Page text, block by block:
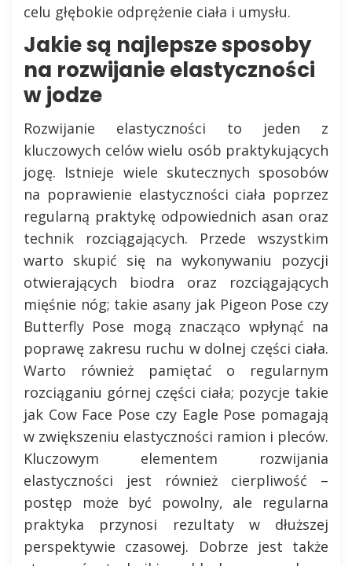
celu głębokie odprężenie ciała i umysłu.
Jakie są najlepsze sposoby
na rozwijanie elastyczności
w jodze
Rozwijanie elastyczności to jeden z
kluczowych celów wielu osób praktykujących
jogę. Istnieje wiele skutecznych sposobów
na poprawienie elastyczności ciała poprzez
regularną praktykę odpowiednich asan oraz
technik rozciągających. Przede wszystkim
warto skupić się na wykonywaniu pozycji
otwierających biodra oraz rozciągających
mięśnie nóg; takie asany jak Pigeon Pose czy
Butterfly Pose mogą znacząco wpłynąć na
poprawę zakresu ruchu w dolnej części ciała.
Warto również pamiętać o regularnym
rozciąganiu górnej części ciała; pozycje takie
jak Cow Face Pose czy Eagle Pose pomagają
w zwiększeniu elastyczności ramion i pleców.
Kluczowym elementem rozwijania
elastyczności jest również cierpliwość –
postęp może być powolny, ale regularna
praktyka przynosi rezultaty w dłuższej
perspektywie czasowej. Dobrze jest także